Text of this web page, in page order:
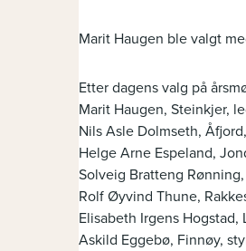
Marit Haugen ble valgt
Etter dagens valg på
Marit Haugen, Steinkjer,
Nils Asle Dolmseth,
Helge Arne Espeland,
Solveig Bratteng
Rolf Øyvind Thune,
Elisabeth Irgens
Askild Eggebø, Finnøy,